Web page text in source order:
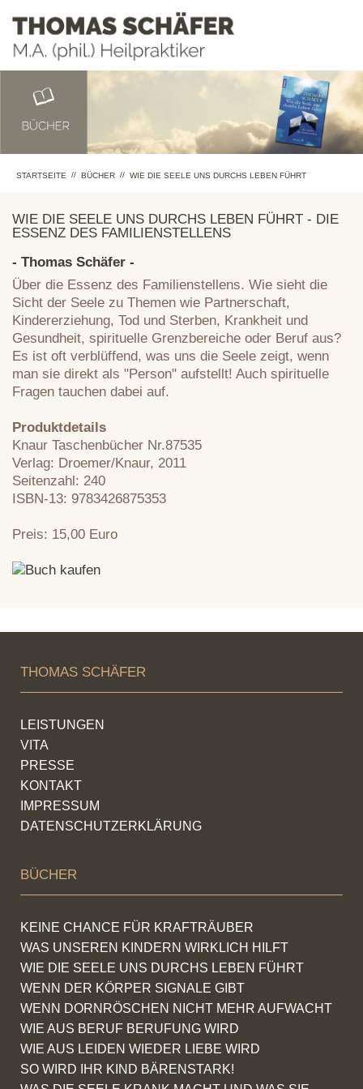
STARTSEITE // BÜCHER // WIE DIE SEELE UNS DURCHS LEBEN FÜHRT
WIE DIE SEELE UNS DURCHS LEBEN FÜHRT - DIE
ESSENZ DES FAMILIENSTELLENS
- Thomas Schäfer -
Über die Essenz des Familienstellens. Wie sieht die
Sicht der Seele zu Themen wie Partnerschaft,
Kindererziehung, Tod und Sterben, Krankheit und
Gesundheit, spirituelle Grenzbereiche oder Beruf aus?
Es ist oft verblüffend, was uns die Seele zeigt, wenn
man sie direkt als "Person" aufstellt! Auch spirituelle
Fragen tauchen dabei auf.
Produktdetails
Knaur Taschenbücher Nr.87535
Verlag: Droemer/Knaur, 2011
Seitenzahl: 240
ISBN-13: 9783426875353
Preis: 15,00 Euro
THOMAS SCHÄFER
LEISTUNGEN
VITA
PRESSE
KONTAKT
IMPRESSUM
DATENSCHUTZERKLÄRUNG
BÜCHER
KEINE CHANCE FÜR KRAFTRÄUBER
WAS UNSEREN KINDERN WIRKLICH HILFT
WIE DIE SEELE UNS DURCHS LEBEN FÜHRT
WENN DER KÖRPER SIGNALE GIBT
WENN DORNRÖSCHEN NICHT MEHR AUFWACHT
WIE AUS BERUF BERUFUNG WIRD
WIE AUS LEIDEN WIEDER LIEBE WIRD
SO WIRD IHR KIND BÄRENSTARK!